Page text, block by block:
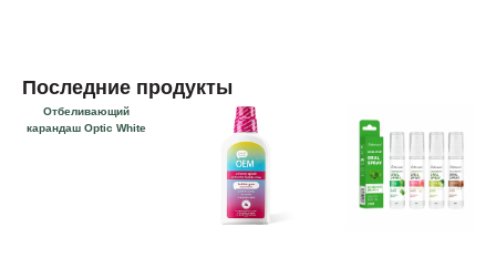
Последние продукты
Отбеливающий
карандаш Optic White